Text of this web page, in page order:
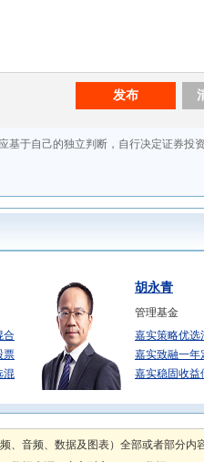
合
票
混
胡永青
管理基金
嘉实策略优选
嘉实致融一年
嘉实稳固收益
A
轩璇
管理基金
嘉实丰益策略
、音频、数据及图表）全部或者部分内